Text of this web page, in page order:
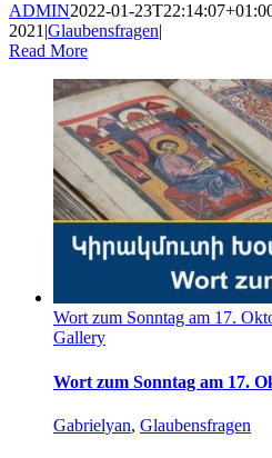
ADMIN2022-01-
2021 |Glaubensfragen|
Read More
Wort zum Sonntag am 17.
Gallery
Wort zum Sonntag am 17.
Gabrielyan, Glaubensfragen